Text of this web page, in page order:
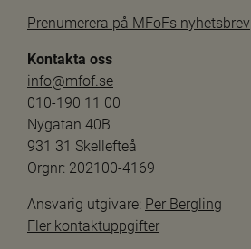
Prenumerera på MFoFs nyhetsbrev
Kontakta oss
info@mfof.se
010-190 11 00
Nygatan 40B
931 31 Skellefteå
Orgnr: 202100-4169
Ansvarig utgivare: Per Bergling
Fler kontaktuppgifter